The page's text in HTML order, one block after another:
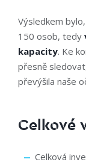
Výsledkem
150 osob, tedy
kapacity. Ke
přesně
převýšila naše
Celkové
Celková